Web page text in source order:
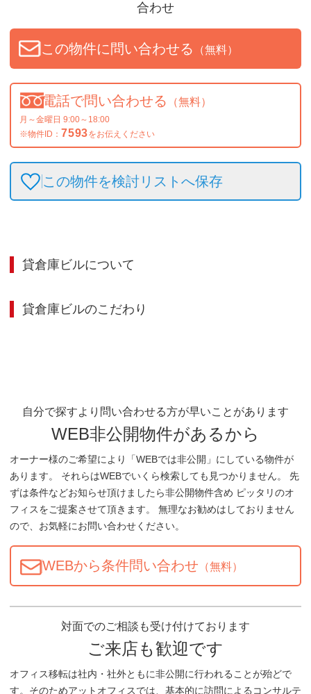
合わせ
この物件に問い合わせる （無料）
電話で問い合わせる （無料）
月～金曜日 9:00～18:00
※物件ID： 7593をお伝えください
この物件を検討リストへ保存
貸倉庫ビルについて
貸倉庫ビルのこだわり
自分で探すより問い合わせる方が早いことがあります
WEB非公開物件があるから
オーナー様のご希望により「WEBでは非公開」にしている物件が
あります。 それらはWEBでいくら検索しても見つかりません。 先
ずは条件などお知らせ頂けましたら非公開物件含め ピッタリのオ
フィスをご提案させて頂きます。 無理なお勧めはしておりません
ので、お気軽にお問い合わせください。
WEBから条件問い合わせ （無料）
対面でのご相談も受け付けております
ご来店も歓迎です
オフィス移転は社内・社外ともに非公開に行われることが殆どで
す。そのためアットオフィスでは、基本的に訪問によるコンサルテ